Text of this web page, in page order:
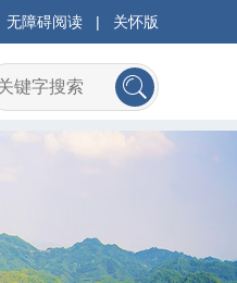
无障碍阅读 | 关怀版